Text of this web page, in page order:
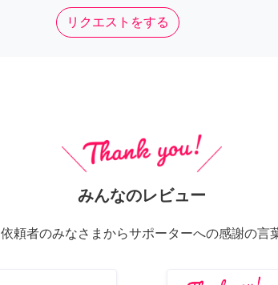
リクエストをする
みんなのレビュー
依頼者のみなさまからサポーターへの感謝の言